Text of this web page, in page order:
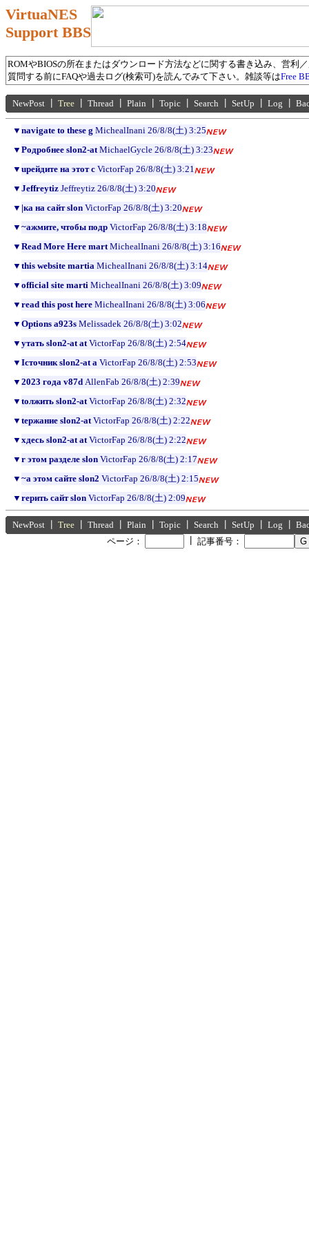
VirtuaNES
Support BBS
ROMやBIOSの所在またはダウンロード方法などに関する書き込み、営利
質問する前にFAQや過去ログ(検索可)を読んでみて下さい。雑談等はFree
NewPost Tree Thread Plain Topic Search SetUp Log
▼ navigate to these g MichealInani 26/8/8(土) 3:25
▼ Pодробнее slon2-at MichaelGycle 26/8/8(土) 3:23
▼ uрейдите на этот с VictorFap 26/8/8(土) 3:21
▼ Jeffreytiz Jeffreytiz 26/8/8(土) 3:20
▼ |ка на сайт slon VictorFap 26/8/8(土) 3:20
▼ ~ажмите, чтобы подр VictorFap 26/8/8(土) 3:18
▼ Read More Here mart MichealInani 26/8/8(土) 3:16
▼ this website martia MichealInani 26/8/8(土) 3:14
▼ official site marti MichealInani 26/8/8(土) 3:09
▼ read this post here MichealInani 26/8/8(土) 3:06
▼ Options a923s Melissadek 26/8/8(土) 3:02
▼ yтать slon2-at at VictorFap 26/8/8(土) 2:54
▼ Iсточник slon2-at a VictorFap 26/8/8(土) 2:53
▼ 2023 года v87d AllenFab 26/8/8(土) 2:39
▼ tолжить slon2-at VictorFap 26/8/8(土) 2:32
▼ tержание slon2-at VictorFap 26/8/8(土) 2:22
▼ xдесь slon2-at at VictorFap 26/8/8(土) 2:22
▼ r этом разделе slon VictorFap 26/8/8(土) 2:17
▼ ~а этом сайте slon2 VictorFap 26/8/8(土) 2:15
▼ rерить сайт slon VictorFap 26/8/8(土) 2:09
NewPost Tree Thread Plain Topic Search SetUp Log
ページ：
記事番号：